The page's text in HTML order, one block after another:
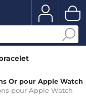
Or pour Apple Watch
pour Apple Watch